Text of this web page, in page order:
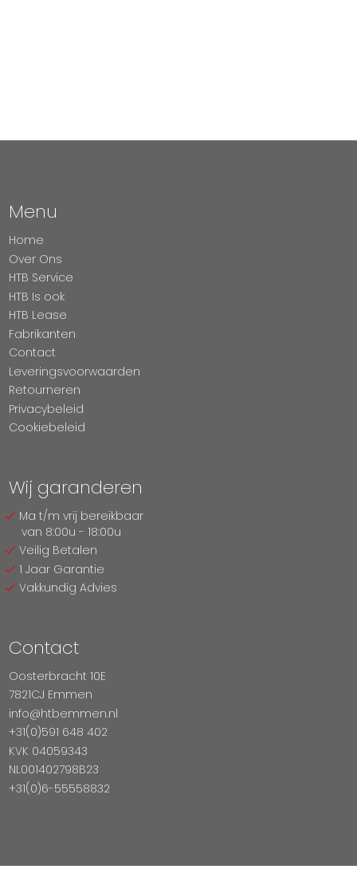
Menu
Home
Over Ons
HTB Service
HTB Is ook
HTB Lease
Fabrikanten
Contact
Leveringsvoorwaarden
Retourneren
Privacybeleid
Cookiebeleid
Wij garanderen
Ma t/m vrij bereikbaar
van 8:00u - 18:00u
Veilig Betalen
1 Jaar Garantie
Vakkundig Advies
Contact
Oosterbracht 10E
7821CJ Emmen
info@htbemmen.nl
+31(0)591 648 402
KVK 04059343
NL001402798B23
+31(0)6-55558832